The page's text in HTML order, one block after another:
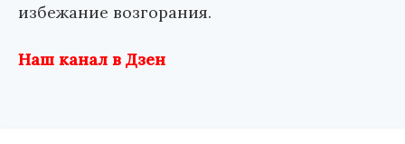
избежание возгорания.
Наш канал в Дзен